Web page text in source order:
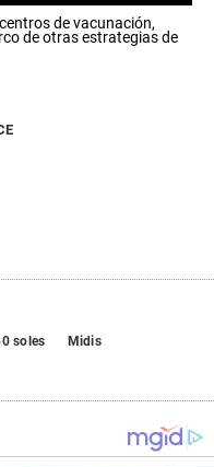
de vacunación,
de otras estrategias de
soles
Midis